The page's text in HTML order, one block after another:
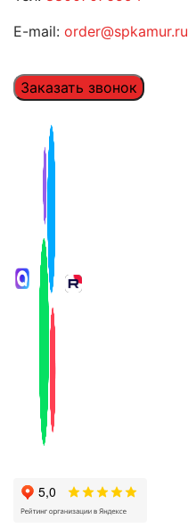
E-mail: order@spkamur.ru
Заказать звонок